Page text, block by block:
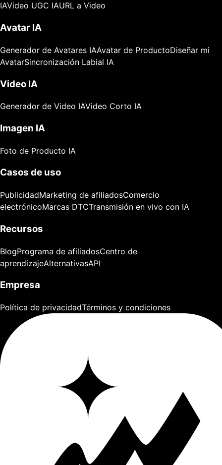
IAVideo UGC IAURL a Video
Avatar IA
Generador de Avatares IAAvatar de ProductoDiseñar mi
AvatarSincronización Labial IA
Video IA
Generador de Video IAVideo Corto IA
Imagen IA
Foto de Producto IA
Casos de uso
PublicidadMarketing de afiliadosComercio
electrónicoMarcas DTCTransmisión en vivo con IA
Recursos
BlogPrograma de afiliadosCentro de
aprendizajeAlternativasAPI
Empresa
Política de privacidadTérminos y condiciones